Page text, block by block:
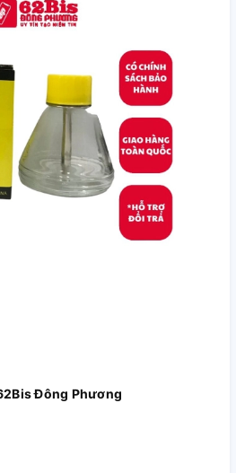
Đông Phương